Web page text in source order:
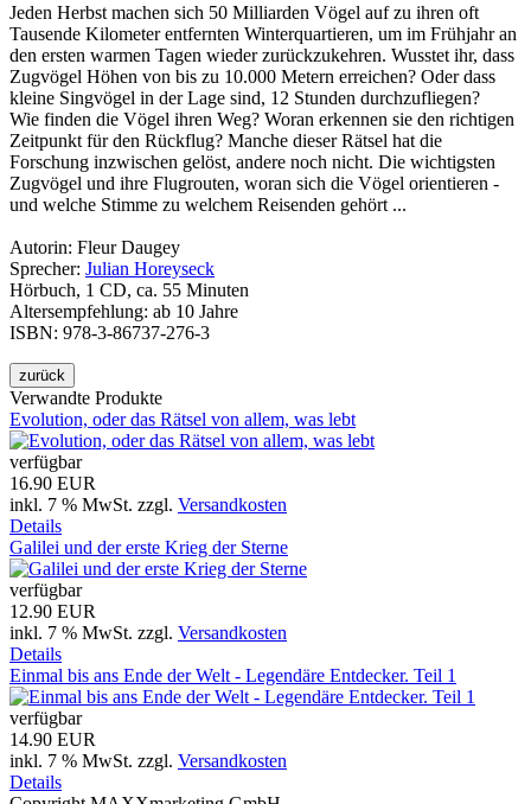
Jeden Herbst machen sich 50 Milliarden Vögel auf zu ihren oft
Tausende Kilometer entfernten Winterquartieren, um im Frühjahr an
den ersten warmen Tagen wieder zurückzukehren. Wusstet ihr, dass
Zugvögel Höhen von bis zu 10.000 Metern erreichen? Oder dass
kleine Singvögel in der Lage sind, 12 Stunden durchzufliegen?
Wie finden die Vögel ihren Weg? Woran erkennen sie den richtigen
Zeitpunkt für den Rückflug? Manche dieser Rätsel hat die
Forschung inzwischen gelöst, andere noch nicht. Die wichtigsten
Zugvögel und ihre Flugrouten, woran sich die Vögel orientieren -
und welche Stimme zu welchem Reisenden gehört ...
Autorin: Fleur Daugey
Sprecher: Julian Horeyseck
Hörbuch, 1 CD, ca. 55 Minuten
Altersempfehlung: ab 10 Jahre
ISBN: 978-3-86737-276-3
Verwandte Produkte
Evolution, oder das Rätsel von allem, was lebt
verfügbar
16.90 EUR
inkl. 7 % MwSt. zzgl. Versandkosten
Details
Galilei und der erste Krieg der Sterne
verfügbar
12.90 EUR
inkl. 7 % MwSt. zzgl. Versandkosten
Details
Einmal bis ans Ende der Welt - Legendäre Entdecker. Teil 1
verfügbar
14.90 EUR
inkl. 7 % MwSt. zzgl. Versandkosten
Details